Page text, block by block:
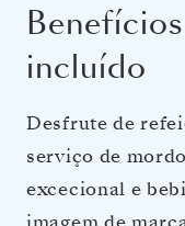
incluído
Desfrute de
serviço de
excecional e